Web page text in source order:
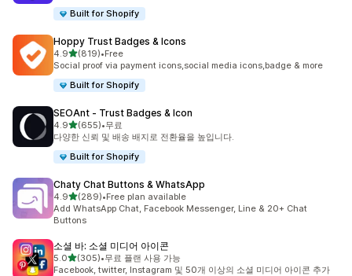
Built for Shopify
Hoppy Trust Badges & Icons
4.9별 5개 중
(819)
총 리뷰 819개
•Free
Social proof via payment icons,social media icons,badge & more
Built for Shopify
SEOAnt ‑ Trust Badges & Icon
4.9별 5개 중
(655)
총 리뷰 655개
•무료
다양한 신뢰 및 배송 배지로 전환율을 높입니다.
Built for Shopify
Chaty Chat Buttons & WhatsApp
4.9별 5개 중
(289)
총 리뷰 289개
•Free plan available
Add WhatsApp Chat, Facebook Messenger, Line & 20+ Chat
Buttons
소셜 바: 소셜 미디어 아이콘
5.0별 5개 중
(305)
총 리뷰 305개
•무료 플랜 사용 가능
Facebook, twitter, Instagram 및 50개 이상의 소셜 미디어 아이콘 추가